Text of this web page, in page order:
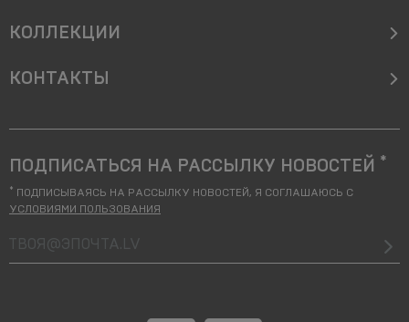
КОЛЛЕКЦИИ
KОНТАКТЫ
ПОДПИСАТЬСЯ НА РАССЫЛКУ НОВОСТЕЙ *
* ПОДПИСЫВАЯСЬ НА РАССЫЛКУ НОВОСТЕЙ, Я СОГЛАШАЮСЬ С
УСЛОВИЯМИ ПОЛЬЗОВАНИЯ
твоя@Эпочта.lv